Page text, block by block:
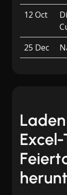
12 Oct
25 Dec